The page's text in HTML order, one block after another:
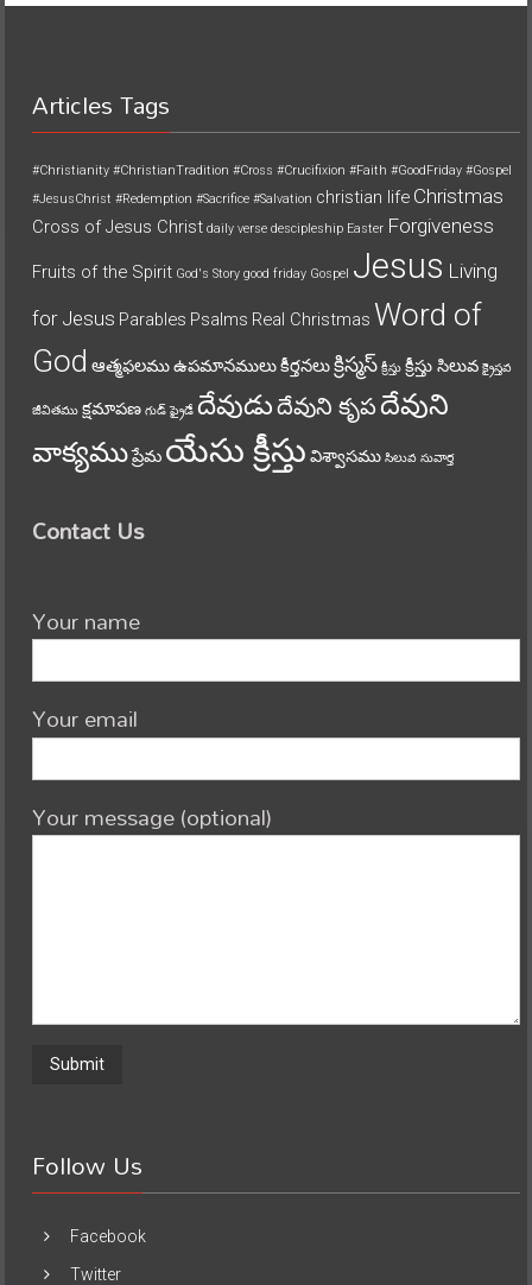
Articles Tags
#Christianity #ChristianTradition #Cross #Crucifixion #Faith #GoodFriday #Gospel
#JesusChrist #Redemption #Sacrifice #Salvation christian life Christmas
Cross of Jesus Christ daily verse descipleship Easter Forgiveness
Fruits of the Spirit God's Story good friday Gospel Jesus Living
for Jesus Parables Psalms Real Christmas Word of
God ఆత్మఫలముఉపమానములుకీర్తనలుక్రిస్మస్ క్రీస్తు క్రీస్తు సిలువ క్రైస్తవ
జీవితము క్షమాపణ గుడ్ ఫ్రైడే దేవుడుదేవుని కృపదేవుని
వాక్యముప్రేమ యేసు క్రీస్తు విశ్వాసము సిలువ సువార్త
Contact Us
Your name
Your email
Your message (optional)
Follow Us
Facebook
Twitter